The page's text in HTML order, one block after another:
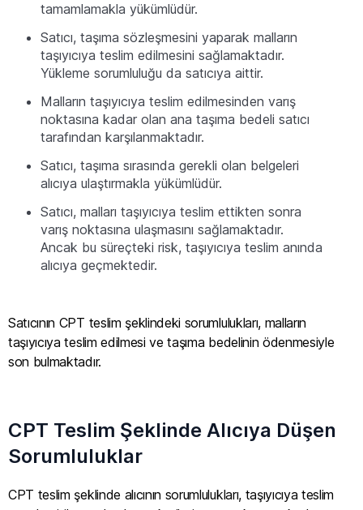
tamamlamakla yükümlüdür.
Satıcı, taşıma sözleşmesini yaparak malların
taşıyıcıya teslim edilmesini sağlamaktadır.
Yükleme sorumluluğu da satıcıya aittir.
Malların taşıyıcıya teslim edilmesinden varış
noktasına kadar olan ana taşıma bedeli satıcı
tarafından karşılanmaktadır.
Satıcı, taşıma sırasında gerekli olan belgeleri
alıcıya ulaştırmakla yükümlüdür.
Satıcı, malları taşıyıcıya teslim ettikten sonra
varış noktasına ulaşmasını sağlamaktadır.
Ancak bu süreçteki risk, taşıyıcıya teslim anında
alıcıya geçmektedir.
Satıcının CPT teslim şeklindeki sorumlulukları, malların
taşıyıcıya teslim edilmesi ve taşıma bedelinin ödenmesiyle
son bulmaktadır.
CPT Teslim Şeklinde Alıcıya Düşen
Sorumluluklar
CPT teslim şeklinde alıcının sorumlulukları, taşıyıcıya teslim